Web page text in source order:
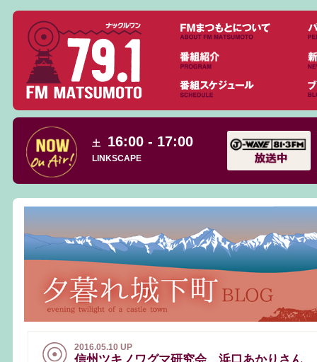
土 16:00 - 17:00
LINKSCAPE
2016.05.10 UP
信州ツキノワグマ研究会 浜口あかりさん